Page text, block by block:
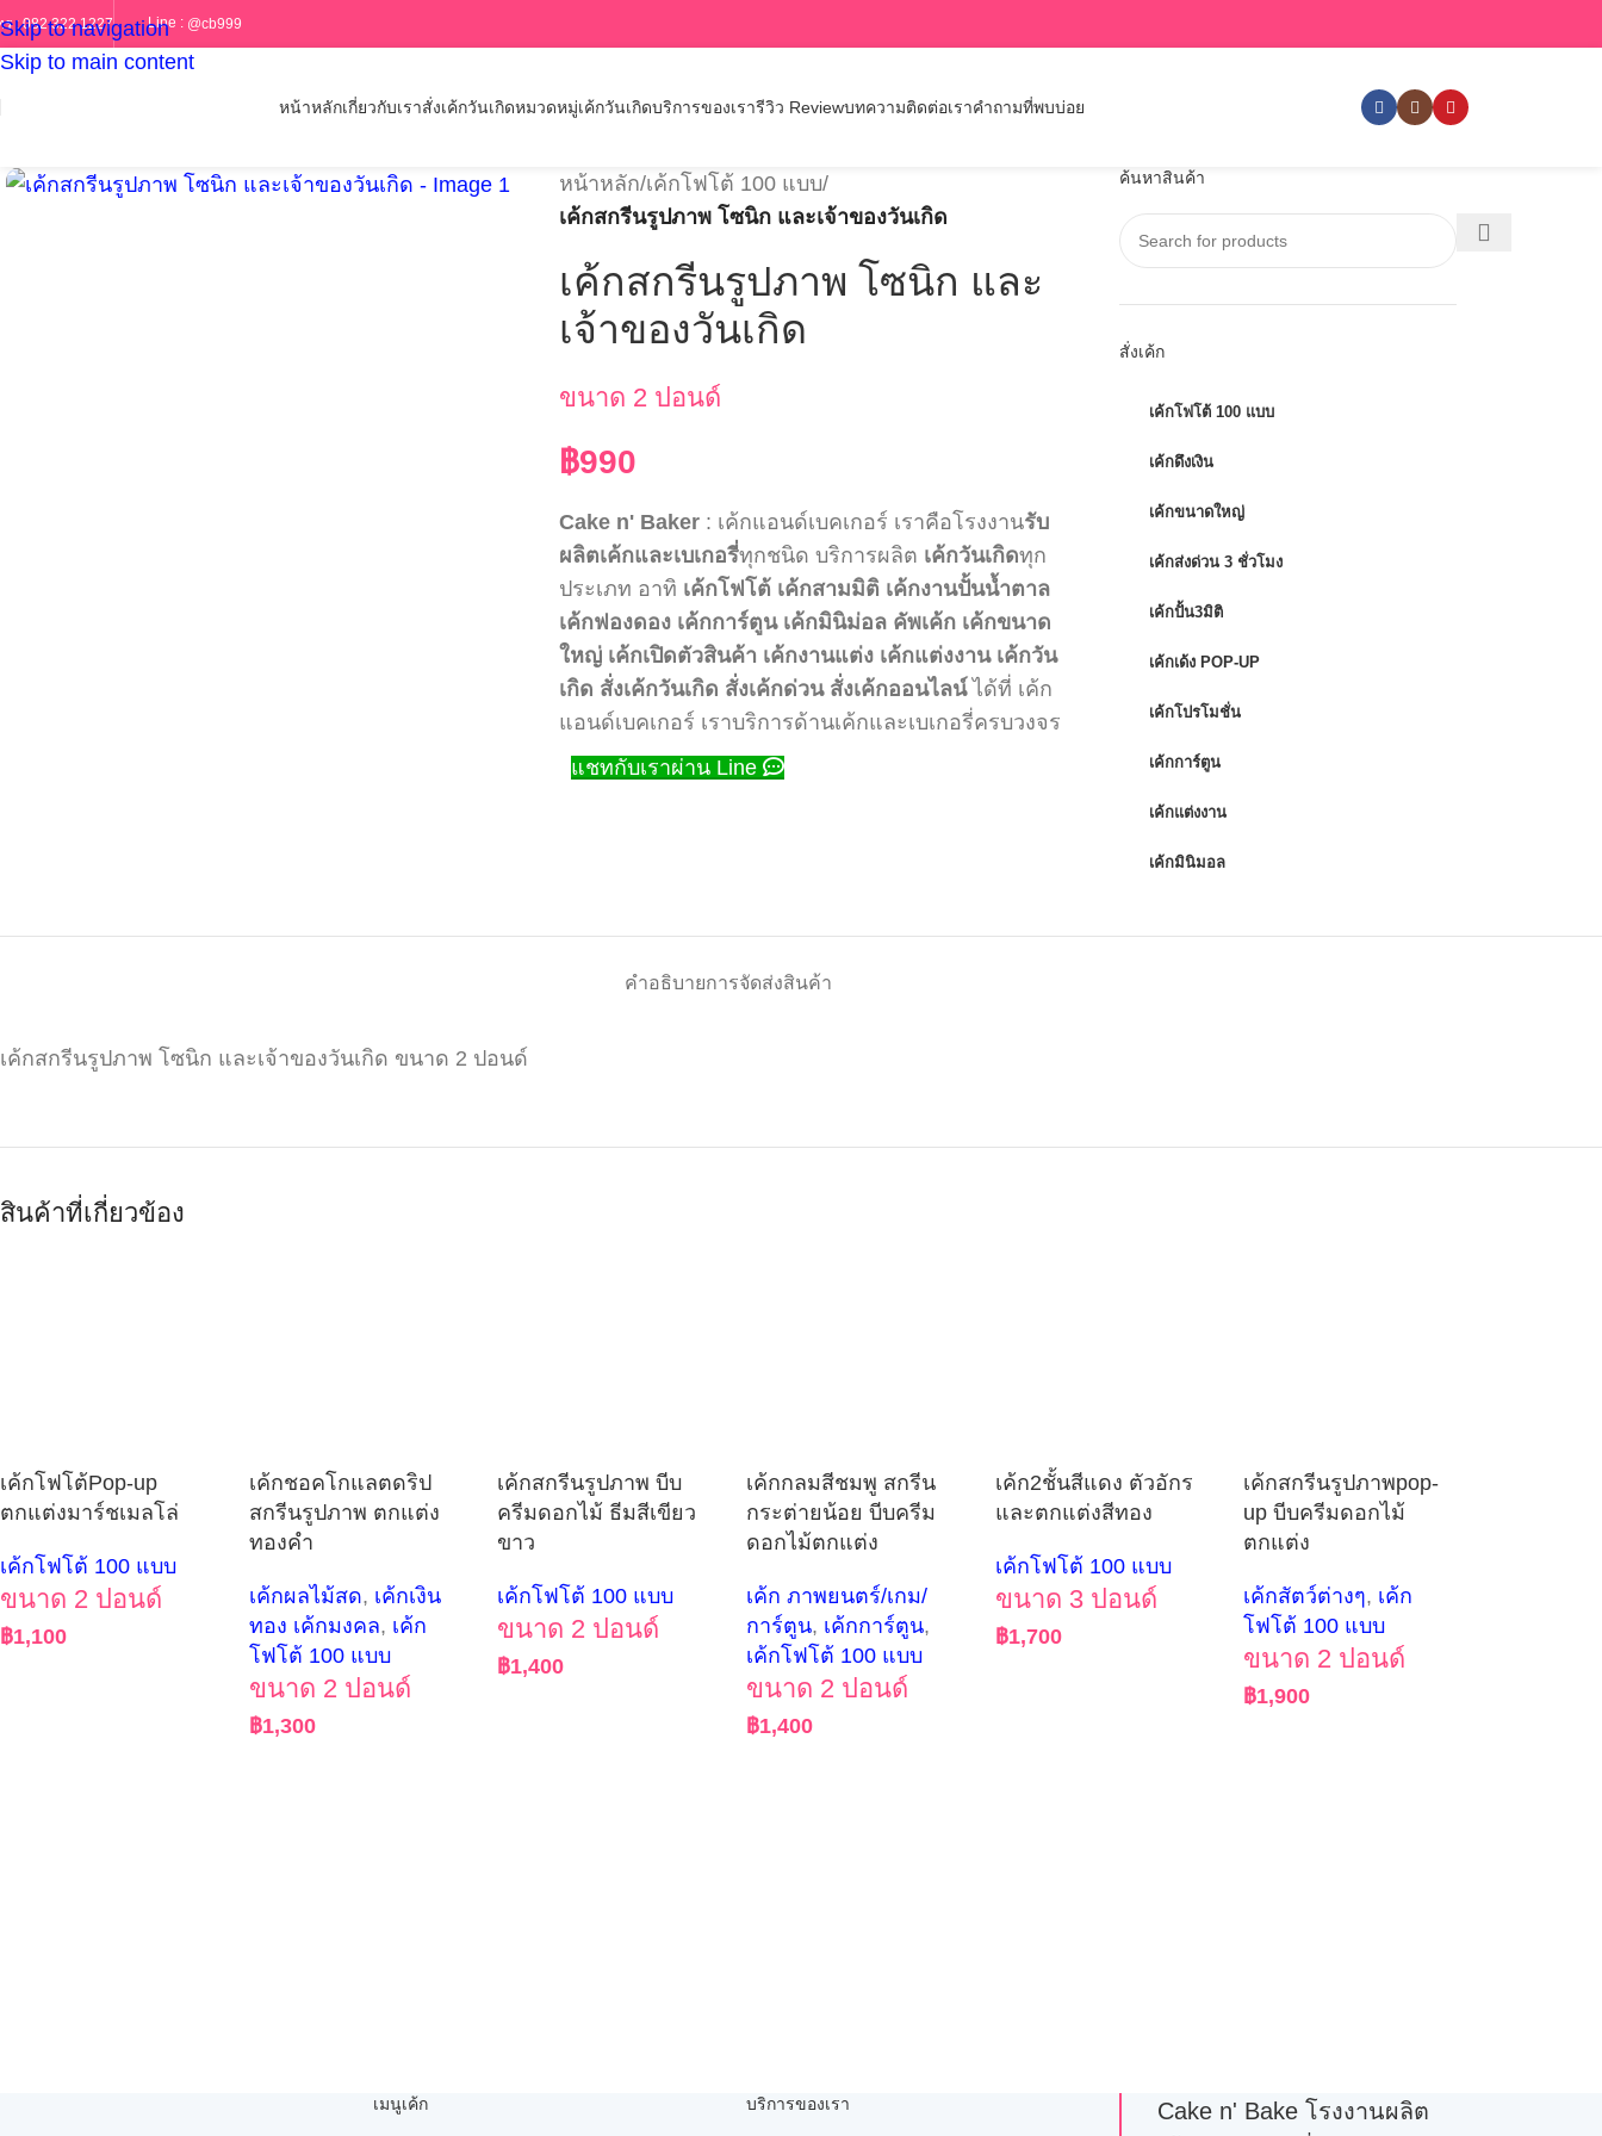
Skip to navigation
Skip to main content
ร : 082 322 1227 Line : @cb999
หน้าหลักเกี่ยวกับเราสั่งเค้กวันเกิดหมวดหมู่เค้กวันเกิดบริการของเรารีวิว Reviewบทความติดต่อเราคำถามที่พบบ่อย
หน้าหลัก/เค้กโฟโต้ 100 แบบ/
เค้กสกรีนรูปภาพ โซนิก และเจ้าของวันเกิด
เค้กสกรีนรูปภาพ โซนิก และ
เจ้าของวันเกิด
ขนาด 2 ปอนด์
฿990
Cake n' Baker : เค้กแอนด์เบคเกอร์ เราคือโรงงานรับ
ผลิตเค้กและเบเกอรี่ทุกชนิด บริการผลิต เค้กวันเกิดทุก
ประเภท อาทิ เค้กโฟโต้ เค้กสามมิติ เค้กงานปั้นน้ำตาล
เค้กฟองดอง เค้กการ์ตูน เค้กมินิม่อล คัพเค้ก เค้กขนาด
ใหญ่ เค้กเปิดตัวสินค้า เค้กงานแต่ง เค้กแต่งงาน เค้กวัน
เกิด สั่งเค้กวันเกิด สั่งเค้กด่วน สั่งเค้กออนไลน์ได้ที่ เค้ก
แอนด์เบคเกอร์ เราบริการด้านเค้กและเบเกอรี่ครบวงจร
แชทกับเราผ่าน Line
ค้นหาสินค้า
สั่งเค้ก
เค้กโฟโต้ 100 แบบ
เค้กดึงเงิน
เค้กขนาดใหญ่
เค้กส่งด่วน 3 ชั่วโมง
เค้กปั้น3มิติ
เค้กเด้ง POP-UP
เค้กโปรโมชั่น
เค้กการ์ตูน
เค้กแต่งงาน
เค้กมินิมอล
คำอธิบายการจัดส่งสินค้า
เค้กสกรีนรูปภาพ โซนิก และเจ้าของวันเกิด ขนาด 2 ปอนด์
สินค้าที่เกี่ยวข้อง
เค้กโฟโต้Pop-up
ตกแต่งมาร์ชเมลโล่
เค้กโฟโต้ 100 แบบ
ขนาด 2 ปอนด์
฿1,100
เค้กชอคโกแลตดริป
สกรีนรูปภาพ ตกแต่ง
ทองคำ
เค้กผลไม้สด, เค้กเงิน
ทอง เค้กมงคล, เค้ก
โฟโต้ 100 แบบ
ขนาด 2 ปอนด์
฿1,300
เค้กสกรีนรูปภาพ บีบ
ครีมดอกไม้ ธีมสีเขียว
ขาว
เค้กโฟโต้ 100 แบบ
ขนาด 2 ปอนด์
฿1,400
เค้กกลมสีชมพู สกรีน
กระต่ายน้อย บีบครีม
ดอกไม้ตกแต่ง
เค้ก ภาพยนตร์/เกม/
การ์ตูน, เค้กการ์ตูน,
เค้กโฟโต้ 100 แบบ
ขนาด 2 ปอนด์
฿1,400
เค้ก2ชั้นสีแดง ตัวอักร
และตกแต่งสีทอง
เค้กโฟโต้ 100 แบบ
ขนาด 3 ปอนด์
฿1,700
เค้กสกรีนรูปภาพpop-
up บีบครีมดอกไม้
ตกแต่ง
เค้กสัตว์ต่างๆ, เค้ก
โฟโต้ 100 แบบ
ขนาด 2 ปอนด์
฿1,900
เมนูเค้ก บริการของเรา
Cake n' Bake โรงงานผลิต